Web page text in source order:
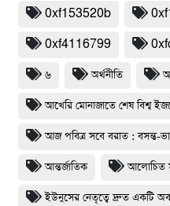
0xf153520b
0xf4116799
৬ অর্থনীতি
আখেরি মোনাজাতে শেষ বিশ্ব
আজ পবিত্র সবে বরাত : বসন্ত-
আন্তর্জাতিক আলোচিত
ইউনুসের নেতৃত্বে দ্রুত একটি